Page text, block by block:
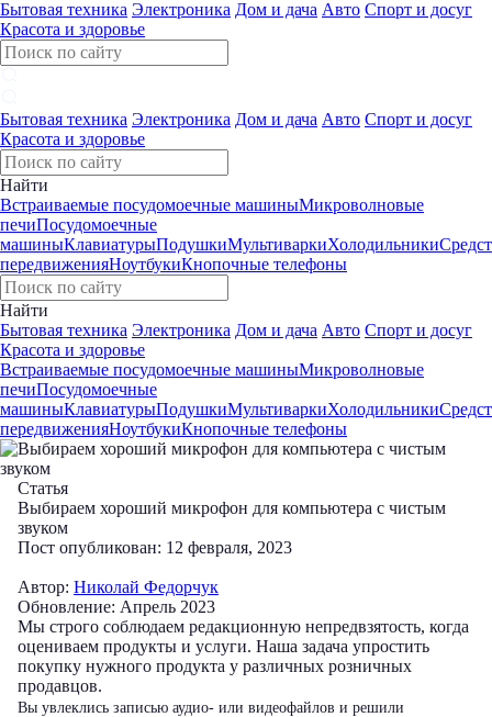
Бытовая техника Электроника Дом и дача Авто Спорт и досуг
Красота и здоровье
Бытовая техника Электроника Дом и дача Авто Спорт и досуг
Красота и здоровье
Найти
Встраиваемые посудомоечные машиныМикроволновые
печиПосудомоечные
машиныКлавиатурыПодушкиМультиваркиХолодильники
передвиженияНоутбукиКнопочные телефоны
Найти
Бытовая техника Электроника Дом и дача Авто Спорт и досуг
Красота и здоровье
Встраиваемые посудомоечные машиныМикроволновые
печиПосудомоечные
машиныКлавиатурыПодушкиМультиваркиХолодильники
передвиженияНоутбукиКнопочные телефоны
Статья
Выбираем хороший микрофон для компьютера с чистым
звуком
Пост опубликован: 12 февраля, 2023
Автор: Николай Федорчук
Обновление: Апрель 2023
Мы строго соблюдаем редакционную непредвзятость, когда
оцениваем продукты и услуги. Наша задача упростить
покупку нужного продукта у различных розничных
продавцов.
Вы увлеклись записью аудио- или видеофайлов и решили